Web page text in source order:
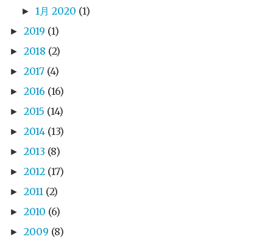
►1月 2020 (1)
► 2019 (1)
► 2018 (2)
► 2017 (4)
► 2016 (16)
► 2015 (14)
► 2014 (13)
► 2013 (8)
► 2012 (17)
► 2011 (2)
► 2010 (6)
► 2009 (8)